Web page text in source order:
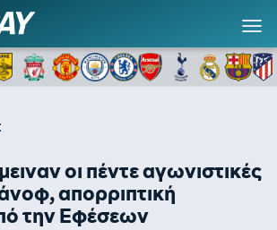
οι πέντε αγωνιστικές
απορριπτική
την Εφέσεων